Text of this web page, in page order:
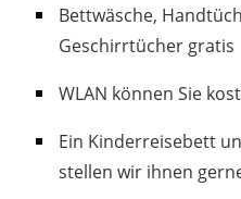
Bettwäsche,
Geschirrtücher gratis
WLAN können Sie
Ein Kinderreisebett
stellen wir ihnen